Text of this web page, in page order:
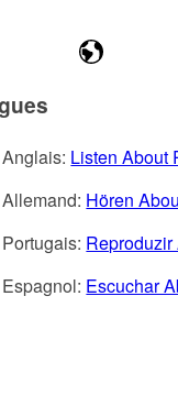
Listen About
Hören
Escuchar